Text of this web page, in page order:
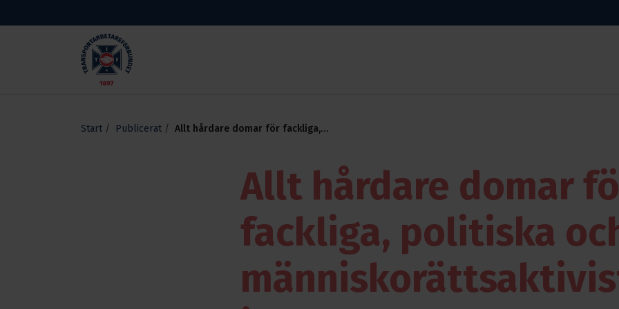
Transportarbetareförbundet
Start Publicerat
Allt hårdare domar för fackliga,
Allt hårdare domar
fackliga, politiska